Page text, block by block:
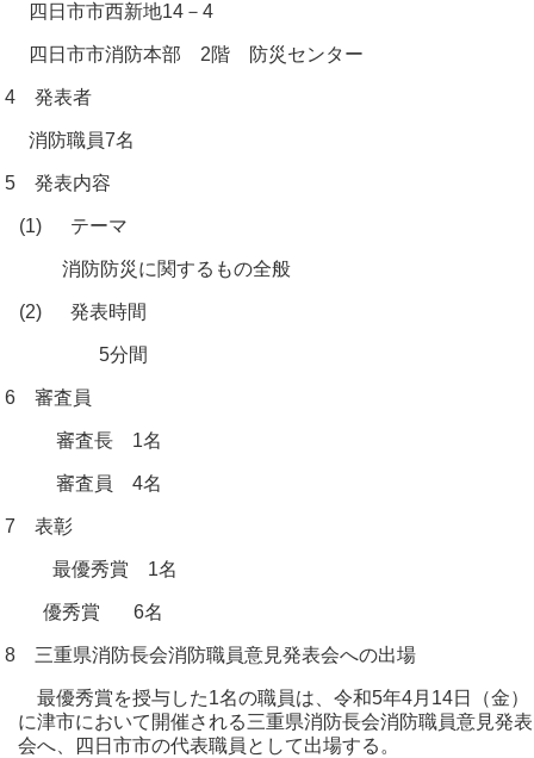
四日市市西新地14－4
四日市市消防本部 2階 防災センター
4 発表者
消防職員7名
5 発表内容
(1) テーマ
消防防災に関するもの全般
(2) 発表時間
5分間
6 審査員
審査長 1名
審査員 4名
7 表彰
最優秀賞 1名
優秀賞 6名
8 三重県消防長会消防職員意見発表会への出場
最優秀賞を授与した1名の職員は、令和5年4月14日（金）
に津市において開催される三重県消防長会消防職員意見発表
会へ、四日市市の代表職員として出場する。